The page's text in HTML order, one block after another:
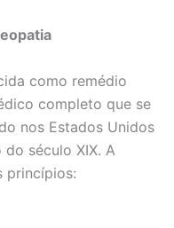
como remédio
completo que se
nos Estados Unidos
século XIX. A
princípios: